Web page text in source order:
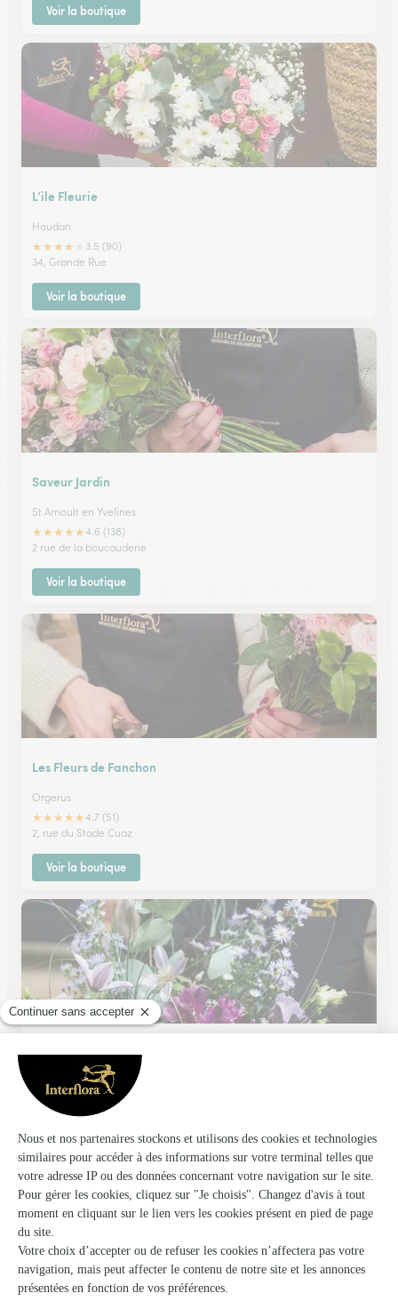
Voir la boutique
L’ile Fleurie
Houdan
★★★★
3.5 (90)
34, Grande Rue
Voir la boutique
Saveur Jardin
St Arnoult en Yvelines
★★★★★4.6 (138)
2 rue de la boucauderie
Voir la boutique
Les Fleurs de Fanchon
Orgerus
★★★★★4.7 (51)
2, rue du Stade Cuaz
Voir la boutique
Le Paradis des Fleurs
BU
★★
4.7 (95)
29, rue Francs Bourgeois
Voir la boutique